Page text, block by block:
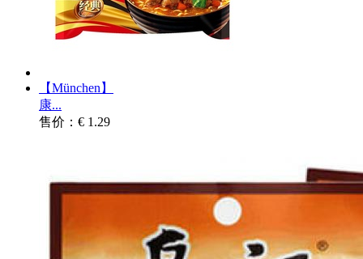
【München】
康...
售价：€ 1.29